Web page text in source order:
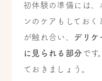
初体験の準備には、
ンのケアもしてお
が触れ合い、
デリケ
に見られる部分 です
ておきましょう。